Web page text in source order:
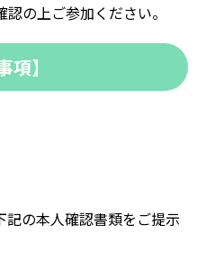
の上ご参加ください。
項】
記の本人確認書類をご提示